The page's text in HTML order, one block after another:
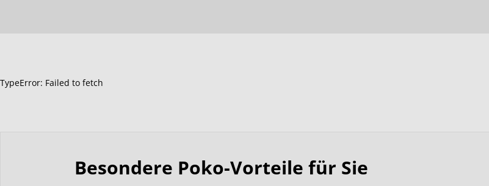
TypeError: Failed to fetch
Besondere Poko-Vorteile für Sie